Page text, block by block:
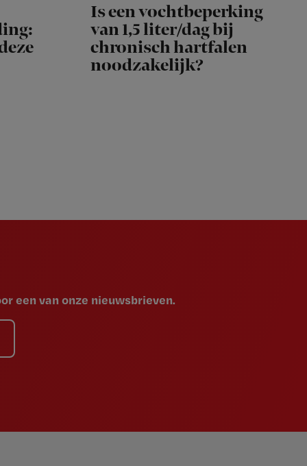
Is een vochtbeperking
van 1,5 liter/dag bij
chronisch hartfalen
noodzakelijk?
een van onze nieuwsbrieven.